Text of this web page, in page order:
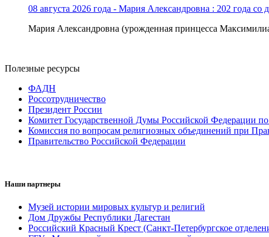
08 августа 2026 года - Мария Александровна : 202 года со
Мария Александровна (урожденная принцесса
Полезные ресурсы
ФАДН
Россотрудничество
Президент России
Комитет Государственной Думы Российской Федерации
Комиссия по вопросам религиозных объединений при
Правительство Российской Федерации
Наши партнеры
Музей истории мировых культур и религий
Дом Дружбы Республики Дагестан
Российский Красный Крест (Санкт-Петербургское